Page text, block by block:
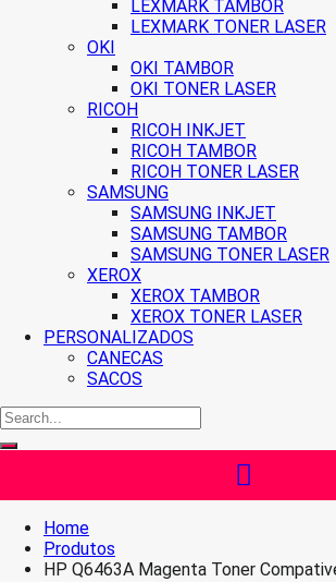
LEXMARK TAMBOR
LEXMARK TONER LASER
OKI
OKI TAMBOR
OKI TONER LASER
RICOH
RICOH INKJET
RICOH TAMBOR
RICOH TONER LASER
SAMSUNG
SAMSUNG INKJET
SAMSUNG TAMBOR
SAMSUNG TONER LASER
XEROX
XEROX TAMBOR
XEROX TONER LASER
PERSONALIZADOS
CANECAS
SACOS
Home
Produtos
HP Q6463A Magenta Toner